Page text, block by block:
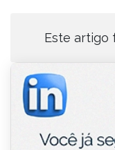
Este artigo